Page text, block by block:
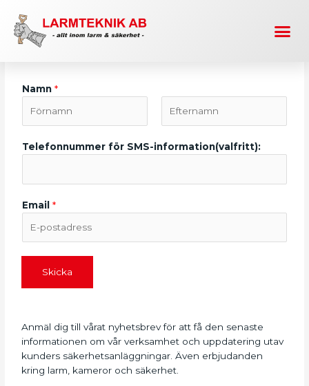
innehåll
Nyhetsbrev
Namn*
Telefonnummer för SMS-information(valfritt):
Email*
Skicka
Anmäl dig till vårat nyhetsbrev för att få den senaste
informationen om vår verksamhet och uppdatering utav
kunders säkerhetsanläggningar. Även erbjudanden
kring larm, kameror och säkerhet.